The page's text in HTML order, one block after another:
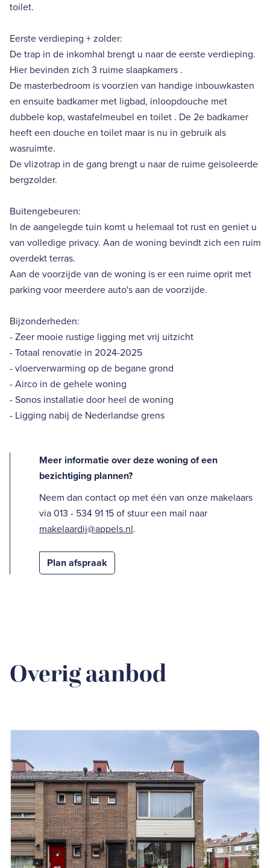
toilet.
Eerste verdieping + zolder:
De trap in de inkomhal brengt u naar de eerste verdieping.
Hier bevinden zich 3 ruime slaapkamers .
De masterbedroom is voorzien van handige inbouwkasten
en ensuite badkamer met ligbad, inloopdouche met
dubbele kop, wastafelmeubel en toilet . De 2e badkamer
heeft een douche en toilet maar is nu in gebruik als
wasruimte.
De vlizotrap in de gang brengt u naar de ruime geisoleerde
bergzolder.
Buitengebeuren:
In de aangelegde tuin komt u helemaal tot rust en geniet u
van volledige privacy. Aan de woning bevindt zich een ruim
overdekt terras.
Aan de voorzijde van de woning is er een ruime oprit met
parking voor meerdere auto's aan de voorzijde.
Bijzonderheden:
- Zeer mooie rustige ligging met vrij uitzicht
- Totaal renovatie in 2024-2025
- vloerverwarming op de begane grond
- Airco in de gehele woning
- Sonos installatie door heel de woning
- Ligging nabij de Nederlandse grens
Meer informatie over deze woning of een
bezichtiging plannen?
Neem dan contact op met één van onze makelaars
via 013 - 534 91 15 of stuur een mail naar
makelaardij@appels.nl.
Plan afspraak
Overig aanbod